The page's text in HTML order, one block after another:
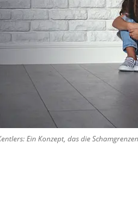
Ein Konzept, das die